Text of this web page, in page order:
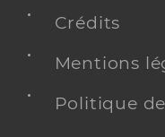
Crédits
Mentions
Politique